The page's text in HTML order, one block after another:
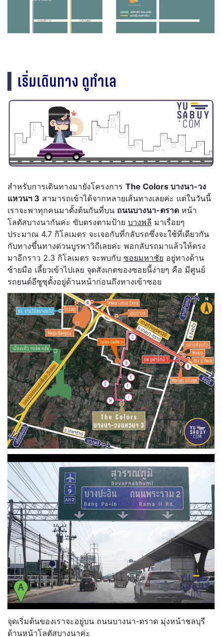
เริ่มเดินทาง ดูทำเล
สำหรับการเดินทางมายังโครงการ The Colors บางนา-วง
แหวนฯ 3 สามารถเข้าได้จากหลายเส้นทางเลยค่ะ แต่ในวันนี้
เราจะพาทุกคนมาตั้งต้นกันที่บน ถนนบางนา-ตราด หน้า
โลตัสบางนากันค่ะ ขับตรงตามป้าย บางพลี มาเรื่อยๆ
ประมาณ 4.7 กิโลเมตร จะเจอกับที่กลับรถซึ่งจะใช้ที่เดียวกัน
กับทางขึ้นทางด่วนบูรพาวิถีเลยค่ะ พอกลับรถมาแล้วให้ตรง
มาอีกราว 2.3 กิโลเมตร จะพบกับ ซอยมหาชัย อยู่ทางด้าน
ซ้ายมือ เลี้ยวเข้าไปเลย จุดสังเกตของซอยนี้ง่ายๆ คือ มีศูนย์
รถยนต์อีซูซุตั้งอยู่ด้านหน้าก่อนถึงทางเข้าซอย
จุดเริ่มต้นของเราจะอยู่บน ถนนบางนา-ตราด มุ่งหน้าชลบุรี
ด้านหน้าโลตัสบางนาค่ะ